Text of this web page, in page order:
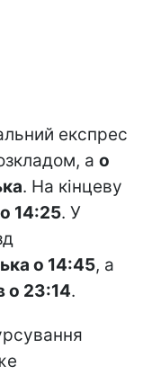
експрес
а о
. На кінцеву
14:25. У
о 14:45, а
о 23:14.